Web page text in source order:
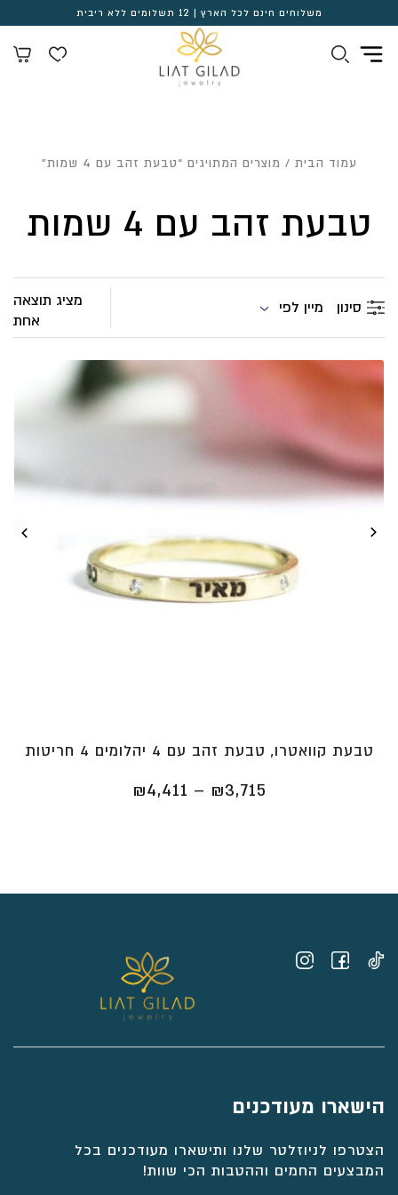
משלוחים חינם לכל הארץ | 12 תשלומים ללא ריבית
עמוד הבית / מוצרים המתויגים “טבעת זהב עם 4 שמות”
טבעת זהב עם 4 שמות
סינון מיין לפי
מציג תוצאה
אחת
טבעת קוואטרו, טבעת זהב עם 4 יהלומים 4 חריטות
₪3,715
–
₪4,411
הישארו מעודכנים
הצטרפו לניוזלטר שלנו ותישארו מעודכנים בכל
המבצעים החמים וההטבות הכי שוות!